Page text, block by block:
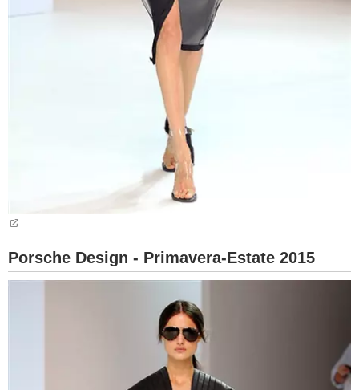
Porsche Design - Primavera-Estate 2015